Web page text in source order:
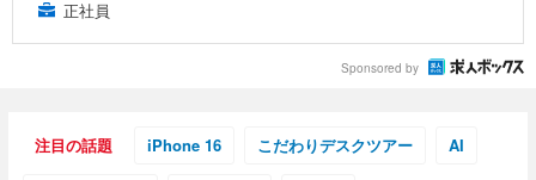
正社員
Sponsored by
注目の話題 iPhone 16 こだわりデスクツアー AI